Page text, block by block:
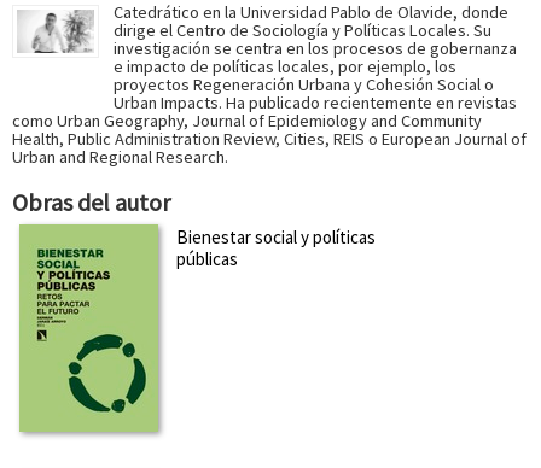
Catedrático en la Universidad Pablo de Olavide, donde
dirige el Centro de Sociología y Políticas Locales. Su
investigación se centra en los procesos de gobernanza
e impacto de políticas locales, por ejemplo, los
proyectos Regeneración Urbana y Cohesión Social o
Urban Impacts. Ha publicado recientemente en revistas
como Urban Geography, Journal of Epidemiology and Community
Health, Public Administration Review, Cities, REIS o European Journal of
Urban and Regional Research.
Obras del autor
Bienestar social y políticas
públicas